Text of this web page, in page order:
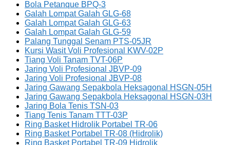
Bola Petanque BPQ-3
Galah Lompat Galah GLG-68
Galah Lompat Galah GLG-63
Galah Lompat Galah GLG-59
Palang Tunggal Senam PTS-05JR
Kursi Wasit Voli Profesional KWV-02P
Tiang Voli Tanam TVT-06P
Jaring Voli Profesional JBVP-09
Jaring Voli Profesional JBVP-08
Jaring Gawang Sepakbola Heksagonal HSGN-05H
Jaring Gawang Sepakbola Heksagonal HSGN-03H
Jaring Bola Tenis TSN-03
Tiang Tenis Tanam TTT-03P
Ring Basket Hidrolik Portabel TR-06
Ring Basket Portabel TR-08 (Hidrolik)
Ring Basket Portabel TR-09 Hidrolik